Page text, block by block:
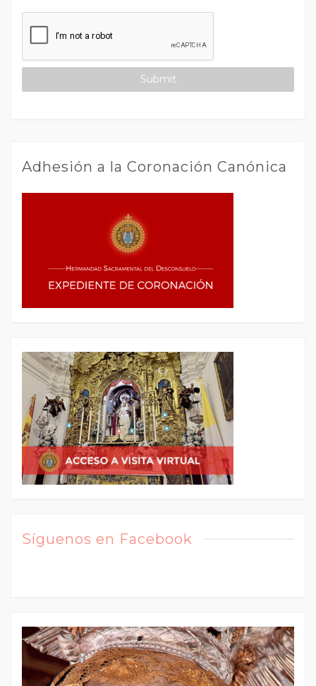
Adhesión a la Coronación Canónica
Síguenos en Facebook